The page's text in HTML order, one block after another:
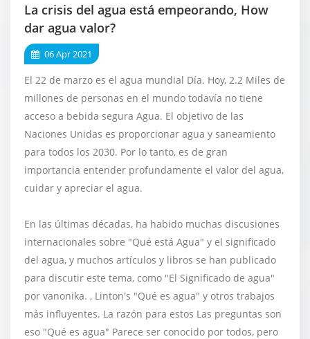
La crisis del agua está empeorando, How
dar agua valor?
06 Apr 2021
El 22 de marzo es el agua mundial Día. Hoy, 2.2 Miles de
millones de personas en el mundo todavía no tiene
acceso a bebida segura Agua. El objetivo de las
Naciones Unidas es proporcionar agua y saneamiento
para todos los 2030. Por lo tanto, es de gran
importancia entender profundamente el valor del agua,
cuidar y apreciar el agua.
En las últimas décadas, ha habido muchas discusiones
internacionales sobre "Qué está Agua" y el significado
del agua, y muchos artículos y libros se han publicado
para discutir este tema, como "El Significado de agua"
por vanonika. , Linton's "Qué es agua" y otros trabajos
más influyentes. La razón para estos Las preguntas son
eso "Qué es agua" Parece ser conocido por todos, pero